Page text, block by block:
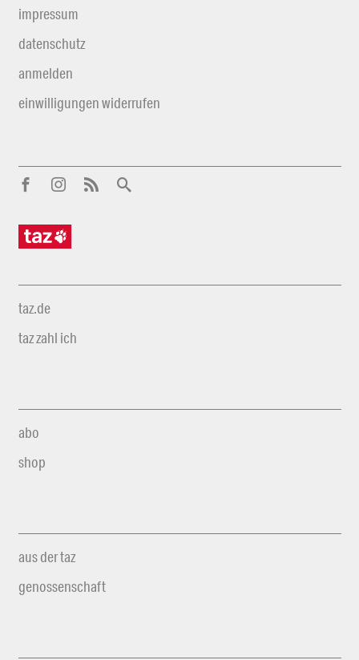
impressum
datenschutz
anmelden
einwilligungen widerrufen
taz.de
taz zahl ich
abo
shop
aus der taz
genossenschaft